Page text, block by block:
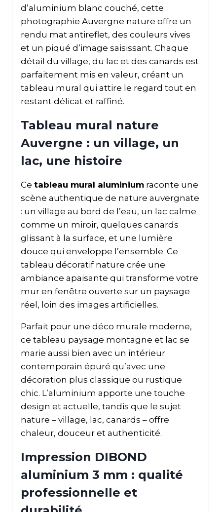
d’aluminium blanc couché, cette
photographie Auvergne nature offre un
rendu mat antireflet, des couleurs vives
et un piqué d’image saisissant. Chaque
détail du village, du lac et des canards est
parfaitement mis en valeur, créant un
tableau mural qui attire le regard tout en
restant délicat et raffiné.
Tableau mural nature
Auvergne : un village, un
lac, une histoire
Ce tableau mural aluminium raconte une
scène authentique de nature auvergnate
: un village au bord de l’eau, un lac calme
comme un miroir, quelques canards
glissant à la surface, et une lumière
douce qui enveloppe l’ensemble. Ce
tableau décoratif nature crée une
ambiance apaisante qui transforme votre
mur en fenêtre ouverte sur un paysage
réel, loin des images artificielles.
Parfait pour une déco murale moderne,
ce tableau paysage montagne et lac se
marie aussi bien avec un intérieur
contemporain épuré qu’avec une
décoration plus classique ou rustique
chic. L’aluminium apporte une touche
design et actuelle, tandis que le sujet
nature – village, lac, canards – offre
chaleur, douceur et authenticité.
Impression DIBOND
aluminium 3 mm : qualité
professionnelle et